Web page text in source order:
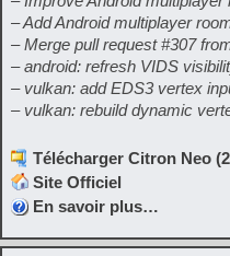
– Add Android multiplayer
– Merge pull request #307
– android: refresh VIDS
– vulkan: add EDS3 vertex
– vulkan: rebuild dynamic
Télécharger Citron Neo
Site Officiel
En savoir plus…